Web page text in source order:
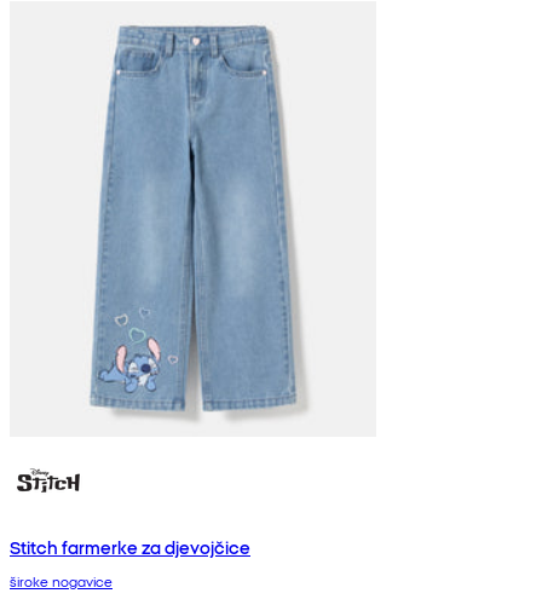
Stitch farmerke za djevojčice
široke nogavice